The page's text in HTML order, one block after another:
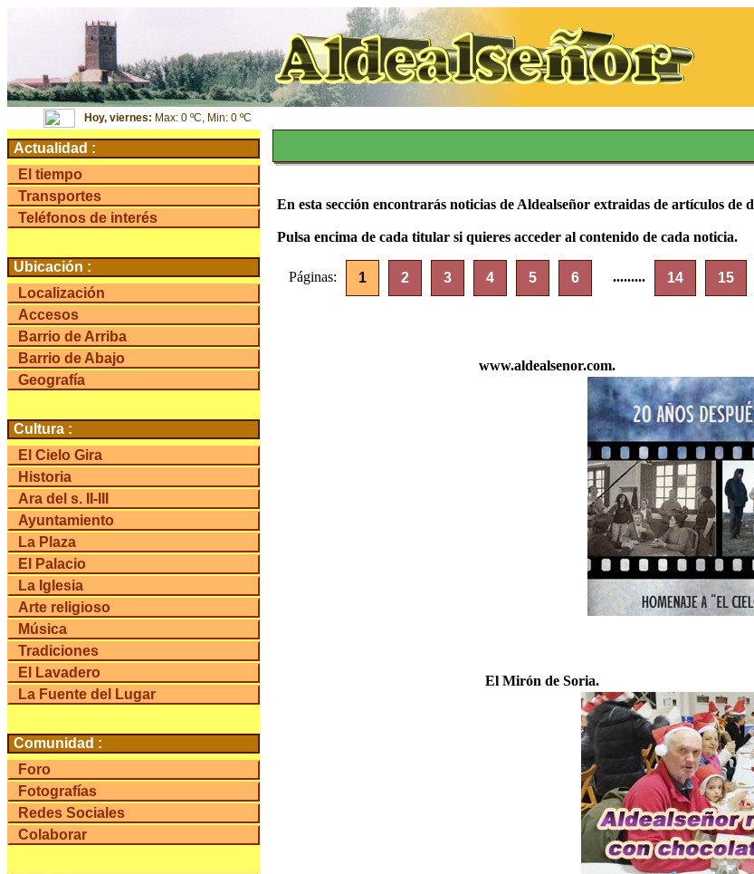
Hoy, viernes: Max: 0 ºC, Min: 0 ºC
Actualidad :
El tiempo
Transportes
Teléfonos de interés
Ubicación :
Localización
Accesos
Barrio de Arriba
Barrio de Abajo
Geografía
Cultura :
El Cielo Gira
Historia
Ara del s. II-III
Ayuntamiento
La Plaza
El Palacio
La Iglesia
Arte religioso
Música
Tradiciones
El Lavadero
La Fuente del Lugar
Comunidad :
Foro
Fotografías
Redes Sociales
Colaborar
En esta sección encontrarás noticias de Aldealseñor extraidas de artículos de
Pulsa encima de cada titular si quieres acceder al contenido de cada noticia.
Páginas: 1 2 3 4 5 6 ......... 14 15
www.aldealsenor.com.
El Mirón de Soria.